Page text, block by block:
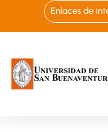
Enlaces de